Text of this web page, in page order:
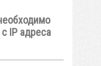
IP адреса